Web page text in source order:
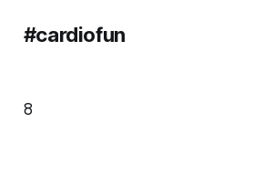
#cardiofun
8